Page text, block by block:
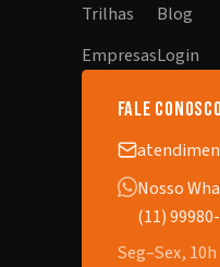
Trilhas
Empresas
Blog
Login
fale conosco
Nosso
(11)
Seg–Sex,